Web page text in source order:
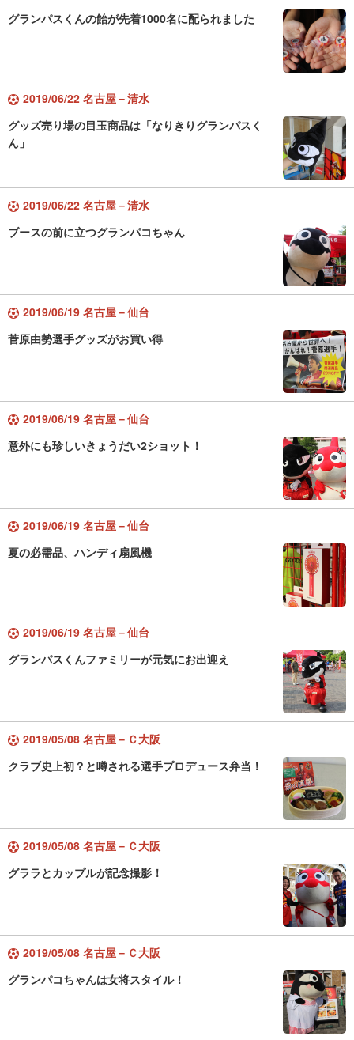
グランパスくんの飴が先着1000名に配られました
2019/06/22 名古屋－清水
グッズ売り場の目玉商品は「なりきりグランパスく
ん」
2019/06/22 名古屋－清水
ブースの前に立つグランパコちゃん
2019/06/19 名古屋－仙台
菅原由勢選手グッズがお買い得
2019/06/19 名古屋－仙台
意外にも珍しいきょうだい2ショット！
2019/06/19 名古屋－仙台
夏の必需品、ハンディ扇風機
2019/06/19 名古屋－仙台
グランパスくんファミリーが元気にお出迎え
2019/05/08 名古屋－Ｃ大阪
クラブ史上初？と噂される選手プロデュース弁当！
2019/05/08 名古屋－Ｃ大阪
グララとカップルが記念撮影！
2019/05/08 名古屋－Ｃ大阪
グランパコちゃんは女将スタイル！